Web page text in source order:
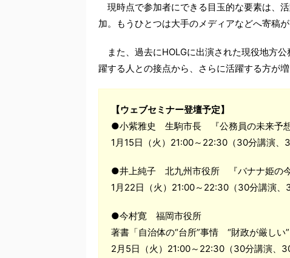
現時点で参加者にできる目玉的な要素は、
加。もうひとつは大手のメディアなどへ寄稿が
また、過去にHOLGに出演された現役地方
躍する人との接点から、さらに活躍する方が
【ウェブセミナー登壇予定】
●小紫雅史 生駒市長 『公務員の未来予想
1月15日（火）21:00～22:30（30分講演、
●井上純子 北九州市役所 『バナナ姫の今
1月22日（火）21:00～22:30（30分講演、
●今村寛 福岡市役所
著書「自治体の“台所”事情 “財政が厳しい
2月5日（火）21:00～22:30（30分講演、